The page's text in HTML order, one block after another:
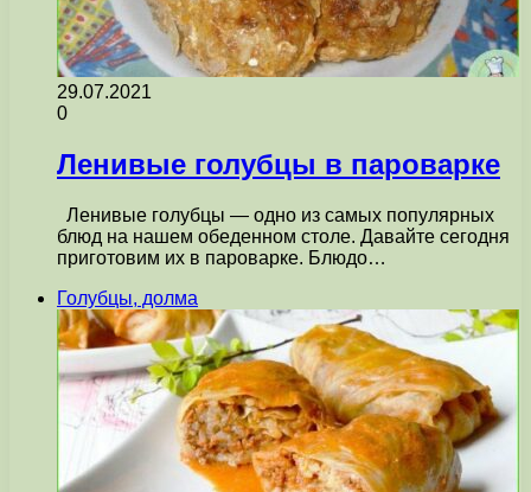
29.07.2021
0
Ленивые голубцы в пароварке
Ленивые голубцы — одно из самых популярных
блюд на нашем обеденном столе. Давайте сегодня
приготовим их в пароварке. Блюдо…
Голубцы, долма